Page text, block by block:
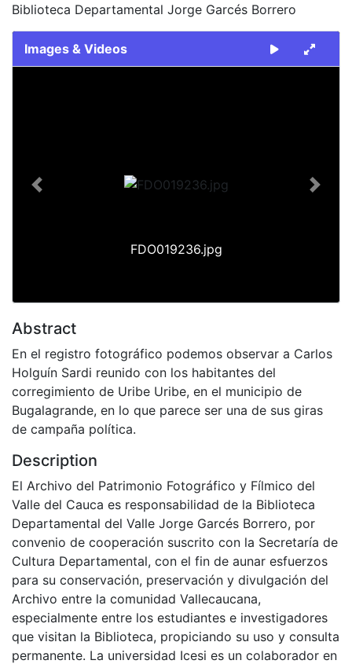
Biblioteca Departamental Jorge Garcés Borrero
Images & Videos
FDO019236.jpg
Previous Next
Abstract
En el registro fotográfico podemos observar a Carlos
Holguín Sardi reunido con los habitantes del
corregimiento de Uribe Uribe, en el municipio de
Bugalagrande, en lo que parece ser una de sus giras
de campaña política.
Description
El Archivo del Patrimonio Fotográfico y Fílmico del
Valle del Cauca es responsabilidad de la Biblioteca
Departamental del Valle Jorge Garcés Borrero, por
convenio de cooperación suscrito con la Secretaría de
Cultura Departamental, con el fin de aunar esfuerzos
para su conservación, preservación y divulgación del
Archivo entre la comunidad Vallecaucana,
especialmente entre los estudiantes e investigadores
que visitan la Biblioteca, propiciando su uso y consulta
permanente. La universidad Icesi es un colaborador en